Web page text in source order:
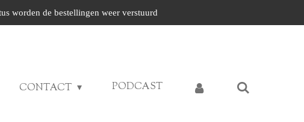
worden de bestellingen weer verstuurd
CONTACT PODCAST